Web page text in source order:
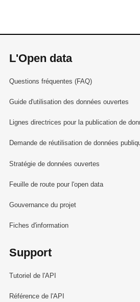
L'Open data
Questions fréquentes (FAQ)
Guide d'utilisation des données ouvertes
Lignes directrices pour la publication de
Demande de réutilisation de données
Stratégie de données ouvertes
Feuille de route pour l'open data
Gouvernance du projet
Fiches d'information
Support
Tutoriel de l'API
Référence de l'API